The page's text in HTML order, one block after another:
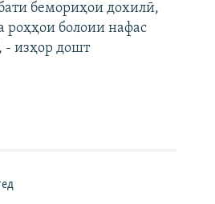
бемориҳои дохилӣ,
роҳҳои болоии нафас
- изҳор дошт